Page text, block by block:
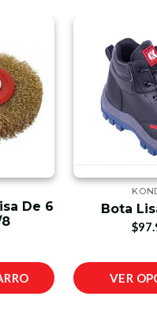
De 6
8
Bota
VER